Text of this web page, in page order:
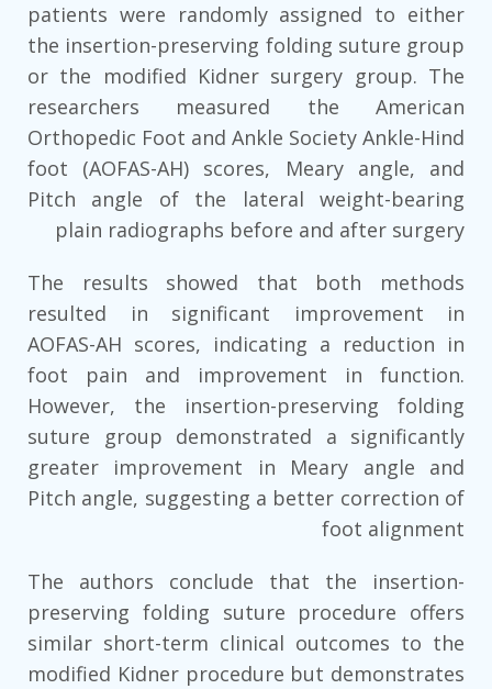
patients were randomly assigned to either
the insertion-preserving folding suture group
or the modified Kidner surgery group. The
researchers measured the American
Orthopedic Foot and Ankle Society Ankle-Hind
foot (AOFAS-AH) scores, Meary angle, and
Pitch angle of the lateral weight-bearing
plain radiographs before and after surgery
The results showed that both methods
resulted in significant improvement in
AOFAS-AH scores, indicating a reduction in
foot pain and improvement in function.
However, the insertion-preserving folding
suture group demonstrated a significantly
greater improvement in Meary angle and
Pitch angle, suggesting a better correction of
foot alignment
The authors conclude that the insertion-
preserving folding suture procedure offers
similar short-term clinical outcomes to the
modified Kidner procedure but demonstrates